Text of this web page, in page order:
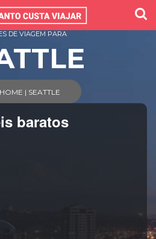
baratos
DE VIAGEM PARA
HOME | SEATTLE